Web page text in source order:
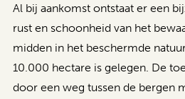
Al bij aankomst ontstaat er een
rust en schoonheid van het
midden in het beschermde
10.000 hectare is gelegen. De
door een weg tussen de bergen